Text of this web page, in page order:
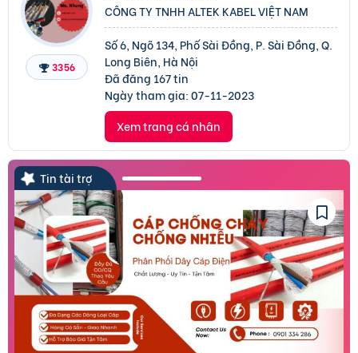
3356
CÔNG TY TNHH ALTEK KABEL VIỆT NAM
Số 6, Ngõ 134, Phố Sài Đồng, P. Sài Đồng, Q.
Long Biên, Hà Nội
Đã đăng 167 tin
Ngày tham gia:07-11-2023
Xem trang cá nhân
Tin tài trợ